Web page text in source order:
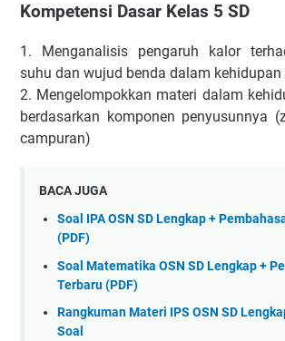
Kompetensi Dasar Kelas 5 SD
1.
Menganalisis pengaruh kalor
suhu dan wujud benda dalam kehidupan
2. Mengelompokkan materi dalam
berdasarkan komponen penyusunnya
campuran)
BACA JUGA
Soal IPA OSN SD Lengkap +
(PDF)
Soal Matematika OSN SD Lengkap +
Terbaru (PDF)
Rangkuman Materi IPS OSN SD
Soal